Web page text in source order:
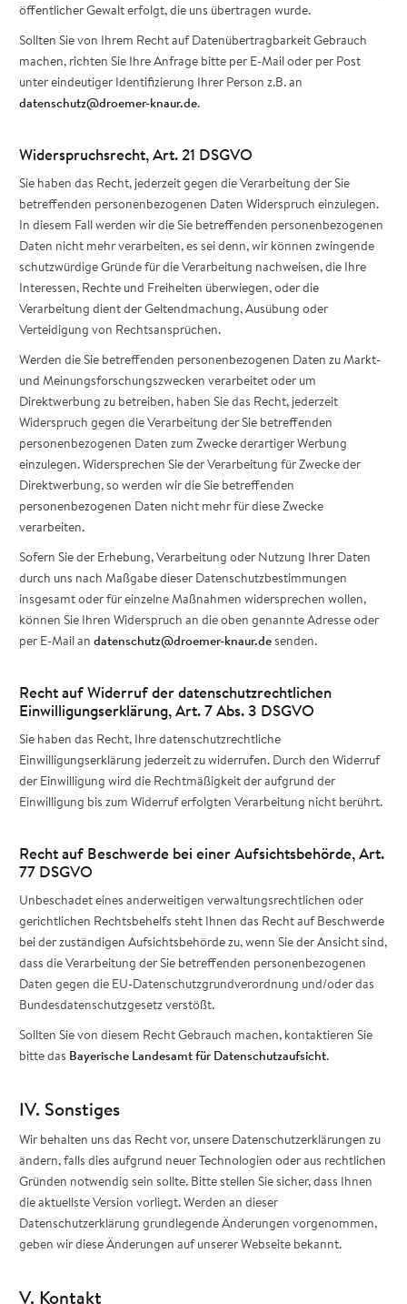
öffentlicher Gewalt erfolgt, die uns übertragen wurde.
Sollten Sie von Ihrem Recht auf Datenübertragbarkeit Gebrauch
machen, richten Sie Ihre Anfrage bitte per E-Mail oder per Post
unter eindeutiger Identifizierung Ihrer Person z.B. an
datenschutz@droemer-knaur.de.
Widerspruchsrecht, Art. 21 DSGVO
Sie haben das Recht, jederzeit gegen die Verarbeitung der Sie
betreffenden personenbezogenen Daten Widerspruch einzulegen.
In diesem Fall werden wir die Sie betreffenden personenbezogenen
Daten nicht mehr verarbeiten, es sei denn, wir können zwingende
schutzwürdige Gründe für die Verarbeitung nachweisen, die Ihre
Interessen, Rechte und Freiheiten überwiegen, oder die
Verarbeitung dient der Geltendmachung, Ausübung oder
Verteidigung von Rechtsansprüchen.
Werden die Sie betreffenden personenbezogenen Daten zu Markt-
und Meinungsforschungszwecken verarbeitet oder um
Direktwerbung zu betreiben, haben Sie das Recht, jederzeit
Widerspruch gegen die Verarbeitung der Sie betreffenden
personenbezogenen Daten zum Zwecke derartiger Werbung
einzulegen. Widersprechen Sie der Verarbeitung für Zwecke der
Direktwerbung, so werden wir die Sie betreffenden
personenbezogenen Daten nicht mehr für diese Zwecke
verarbeiten.
Sofern Sie der Erhebung, Verarbeitung oder Nutzung Ihrer Daten
durch uns nach Maßgabe dieser Datenschutzbestimmungen
insgesamt oder für einzelne Maßnahmen widersprechen wollen,
können Sie Ihren Widerspruch an die oben genannte Adresse oder
per E-Mail an datenschutz@droemer-knaur.desenden.
Recht auf Widerruf der datenschutzrechtlichen
Einwilligungserklärung, Art. 7 Abs. 3 DSGVO
Sie haben das Recht, Ihre datenschutzrechtliche
Einwilligungserklärung jederzeit zu widerrufen. Durch den Widerruf
der Einwilligung wird die Rechtmäßigkeit der aufgrund der
Einwilligung bis zum Widerruf erfolgten Verarbeitung nicht berührt.
Recht auf Beschwerde bei einer Aufsichtsbehörde, Art.
77 DSGVO
Unbeschadet eines anderweitigen verwaltungsrechtlichen oder
gerichtlichen Rechtsbehelfs steht Ihnen das Recht auf Beschwerde
bei der zuständigen Aufsichtsbehörde zu, wenn Sie der Ansicht sind,
dass die Verarbeitung der Sie betreffenden personenbezogenen
Daten gegen die EU-Datenschutzgrundverordnung und/oder das
Bundesdatenschutzgesetz verstößt.
Sollten Sie von diesem Recht Gebrauch machen, kontaktieren Sie
bitte das Bayerische Landesamt für Datenschutzaufsicht.
IV. Sonstiges
Wir behalten uns das Recht vor, unsere Datenschutzerklärungen zu
ändern, falls dies aufgrund neuer Technologien oder aus rechtlichen
Gründen notwendig sein sollte. Bitte stellen Sie sicher, dass Ihnen
die aktuellste Version vorliegt. Werden an dieser
Datenschutzerklärung grundlegende Änderungen vorgenommen,
geben wir diese Änderungen auf unserer Webseite bekannt.
V. Kontakt